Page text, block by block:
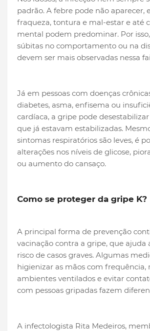
padrão. A febre pode não aparecer,
fraqueza, tontura e mal-estar e até
mental podem predominar. Por
súbitas no comportamento ou na
devem ser mais observadas nessa
Já em pessoas com doenças
diabetes, asma, enfisema ou
cardíaca, a gripe pode
que já estavam estabilizadas.
sintomas respiratórios são leves, é
alterações nos níveis de glicose,
ou aumento do cansaço.
Como se proteger da gripe K?
A principal forma de prevenção
vacinação contra a gripe, que ajuda
risco de casos graves. Algumas
higienizar as mãos com frequência,
ambientes ventilados e evitar
com pessoas gripadas fazem
A infectologista Rita Medeiros,